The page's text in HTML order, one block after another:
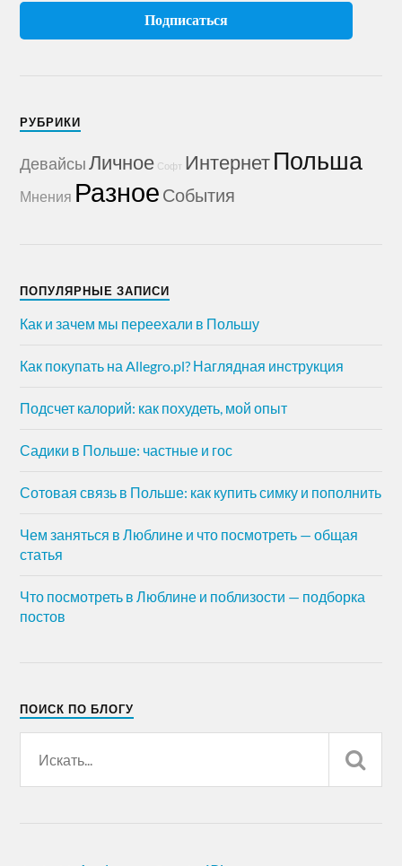
РУБРИКИ
ДевайсыЛичное Софт ИнтернетПольша
Мнения Разное События
ПОПУЛЯРНЫЕ ЗАПИСИ
Как и зачем мы переехали в Польшу
Как покупать на Allegro.pl? Наглядная инструкция
Подсчет калорий: как похудеть, мой опыт
Садики в Польше: частные и гос
Сотовая связь в Польше: как купить симку и пополнить
Чем заняться в Люблине и что посмотреть — общая
статья
Что посмотреть в Люблине и поблизости — подборка
постов
ПОИСК ПО БЛОГУ